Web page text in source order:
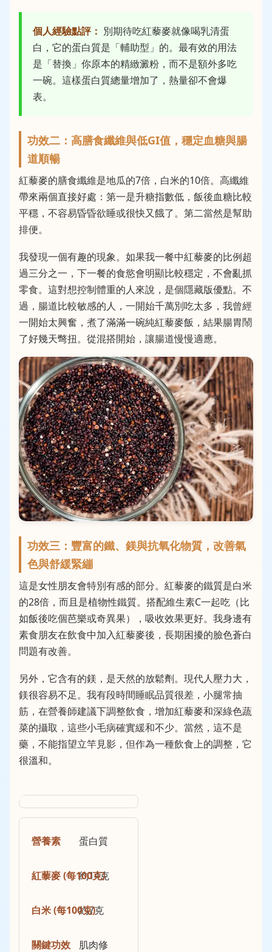
個人經驗點評： 別期待吃紅藜麥就像喝乳清蛋
白，它的蛋白質是「輔助型」的。最有效的用法
是「替換」你原本的精緻澱粉，而不是額外多吃
一碗。這樣蛋白質總量增加了，熱量卻不會爆
表。
功效二：高膳食纖維與低GI值，穩定血糖與腸
道順暢
紅藜麥的膳食纖維是地瓜的7倍，白米的10倍。高纖維
帶來兩個直接好處：第一是升糖指數低，飯後血糖比較
平穩，不容易昏昏欲睡或很快又餓了。第二當然是幫助
排便。
我發現一個有趣的現象。如果我一餐中紅藜麥的比例超
過三分之一，下一餐的食慾會明顯比較穩定，不會亂抓
零食。這對想控制體重的人來說，是個隱藏版優點。不
過，腸道比較敏感的人，一開始千萬別吃太多，我曾經
一開始太興奮，煮了滿滿一碗純紅藜麥飯，結果腸胃鬧
了好幾天彆扭。從混搭開始，讓腸道慢慢適應。
功效三：豐富的鐵、鎂與抗氧化物質，改善氣
色與舒緩緊繃
這是女性朋友會特別有感的部分。紅藜麥的鐵質是白米
的28倍，而且是植物性鐵質。搭配維生素C一起吃（比
如飯後吃個芭樂或奇異果），吸收效果更好。我身邊有
素食朋友在飲食中加入紅藜麥後，長期困擾的臉色蒼白
問題有改善。
另外，它含有的鎂，是天然的放鬆劑。現代人壓力大，
鎂很容易不足。我有段時間睡眠品質很差，小腿常抽
筋，在營養師建議下調整飲食，增加紅藜麥和深綠色蔬
菜的攝取，這些小毛病確實緩和不少。當然，這不是
藥，不能指望立竿見影，但作為一種飲食上的調整，它
很溫和。
蛋白質
約14克
約7克
肌肉修